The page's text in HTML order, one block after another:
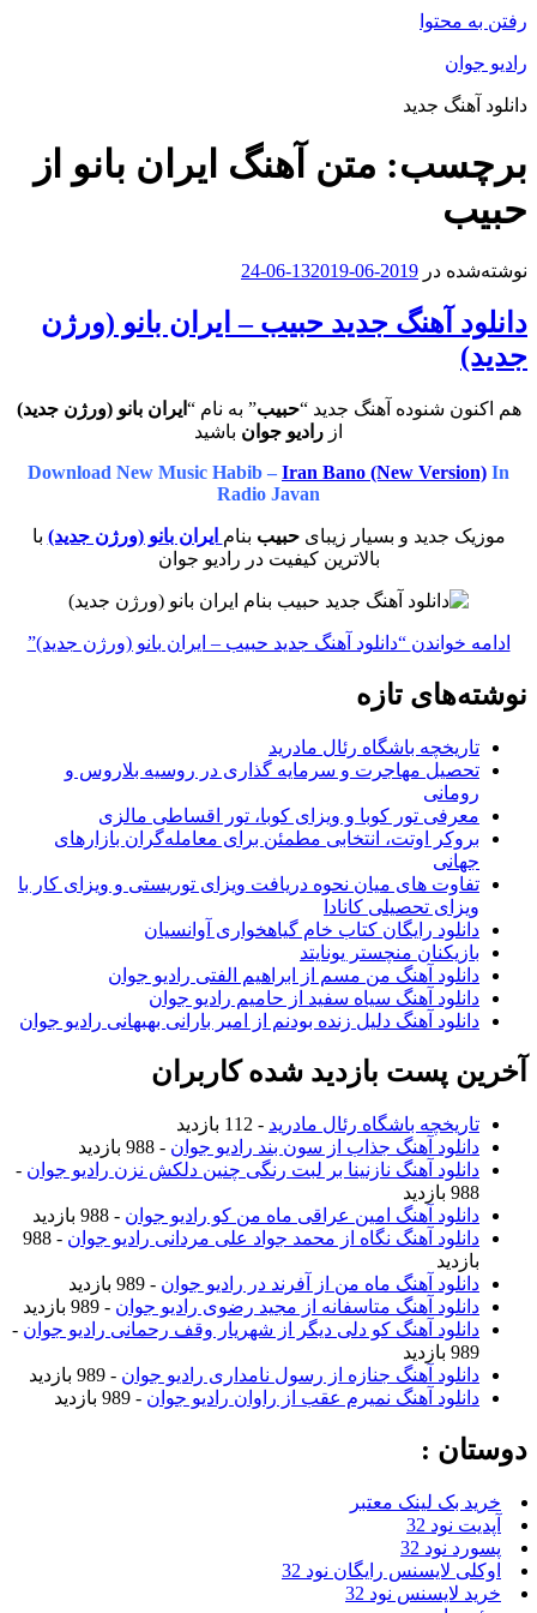
رفتن به محتوا
رادیو جوان
دانلود آهنگ جدید
برچسب: متن آهنگ ایران بانو از
حبیب
نوشته‌شده در 2019-06-13
2019-06-24
دانلود آهنگ جدید حبیب – ایران بانو (ورژن
جدید)
هم اکنون شنوده آهنگ جدید “حبیب” به نام “ ایران بانو (ورژن جدید)
از رادیو جوان باشید
Download New Music Habib – Iran Bano (New Version) In
Radio Javan
موزیک جدید و بسیار زیبایحبیب بنام ایران بانو (ورژن جدید) با
بالاترین کیفیت در رادیو جوان
ادامه خواندن “دانلود آهنگ جدید حبیب – ایران بانو (ورژن جدید)”
نوشته‌های تازه
تاریخچه باشگاه رئال مادرید
تحصیل مهاجرت و سرمایه گذاری در روسیه بلاروس و
رومانی
معرفی تور کوبا و ویزای کوبا، تور اقساطی مالزی
بروکر اوتت، انتخابی مطمئن برای معامله‌گران بازارهای
جهانی
تفاوت های میان نحوه دریافت ویزای توریستی و ویزای کار با
ویزای تحصیلی کانادا
دانلود رایگان کتاب خام گیاهخواری آوانسیان
بازیکنان منچستر یونایتد
دانلود آهنگ من مسم از ابراهیم الفتی رادیو جوان
دانلود آهنگ سیاه سفید از حامیم رادیو جوان
دانلود آهنگ دلیل زنده بودنم از امیر بارانی بهبهانی رادیو جوان
آخرین پست بازدید شده کاربران
تاریخچه باشگاه رئال مادرید - 112 بازدید
دانلود آهنگ جذاب از سون بند رادیو جوان - 988 بازدید
دانلود آهنگ نازنینا بر لبت رنگی چنین دلکش نزن رادیو جوان -
988 بازدید
دانلود آهنگ امین عراقی ماه من کو رادیو جوان - 988 بازدید
دانلود آهنگ نگاه از محمد جواد علی مردانی رادیو جوان
- 988
بازدید
دانلود آهنگ ماه من از آفرند در رادیو جوان - 989 بازدید
دانلود آهنگ متاسفانه از مجید رضوی رادیو جوان - 989 بازدید
دانلود آهنگ کو دلی دیگر از شهریار وقف رحمانی رادیو جوان -
989 بازدید
دانلود آهنگ جنازه از رسول نامداری رادیو جوان - 989 بازدید
دانلود آهنگ نمیرم عقب از راوان رادیو جوان - 989 بازدید
دوستان :
خرید بک لینک معتبر
آپدیت نود 32
پسورد نود 32
اوکلی لایسنس رایگان نود 32
خرید لایسنس نود 32